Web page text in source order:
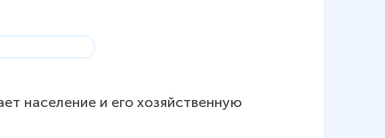
население и его хозяйственную